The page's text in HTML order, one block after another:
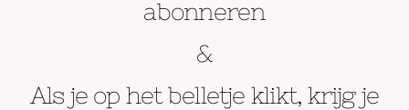
abonneren
&
Als je op het belletje klikt, krijg je